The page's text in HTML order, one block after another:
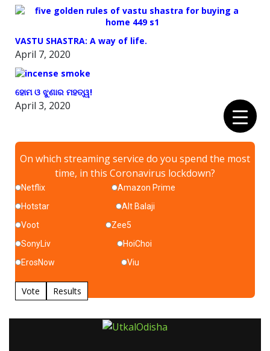
VASTU SHASTRA: A way of life.
April 7, 2020
ହୋମ ଓ ଝୁଣାର ମହତ୍ୱ!
April 3, 2020
On which streaming service do you spend the most
time, in this Coronavirus lockdown?
Netflix
Amazon Prime
Hotstar
Alt Balaji
Voot
Zee5
SonyLiv
HoiChoi
ErosNow
Viu
Vote Results